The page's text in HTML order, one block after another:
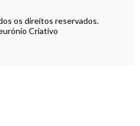
os direitos reservados.
Criativo